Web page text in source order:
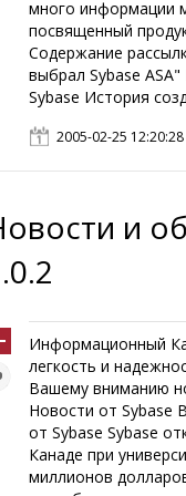
много информации
посвященный
Содержание
выбрал Sybase
Sybase История
2005-02-25 12:20:28
и
Информационный
легкость и
Вашему вниманию
Новости от Sybase
от Sybase Sybase
Канаде при
миллионов